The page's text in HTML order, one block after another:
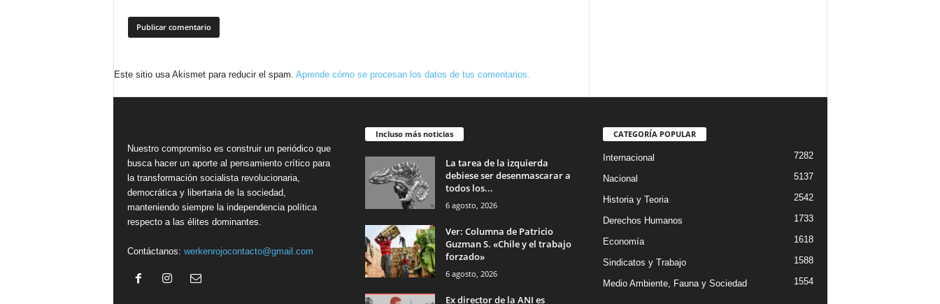
Este sitio usa Akismet para reducir el spam. Aprende cómo se procesan los datos de tus comentarios.
Nuestro compromiso es construir un periódico que
busca hacer un aporte al pensamiento crítico para
la transformación socialista revolucionaria,
democrática y libertaria de la sociedad,
manteniendo siempre la independencia política
respecto a las élites dominantes.
Contáctanos: werkenrojocontacto@gmail.com
Incluso más noticias
La tarea de la izquierda
debiese ser desenmascarar a
todos los...
6 agosto, 2026
Ver: Columna de Patricio
Guzman S. «Chile y el trabajo
forzado»
6 agosto, 2026
Ex director de la ANI es
CATEGORÍA POPULAR
Internacional 7282
Nacional 5137
Historia y Teoria 2542
Derechos Humanos 1733
Economía 1618
Sindicatos y Trabajo 1588
Medio Ambiente, Fauna y Sociedad 1554